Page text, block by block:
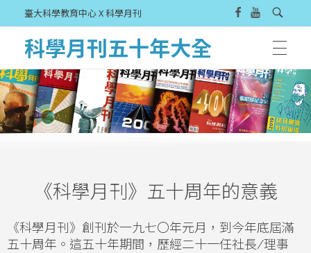
臺大科學教育中心 X 科學月刊
科學月刊五十年大全
《科學月刊》五十周年的意義
《科學月刊》創刊於一九七〇年元月，到今年底屆滿
五十周年。這五十年期間，歷經二十一任社長/理事